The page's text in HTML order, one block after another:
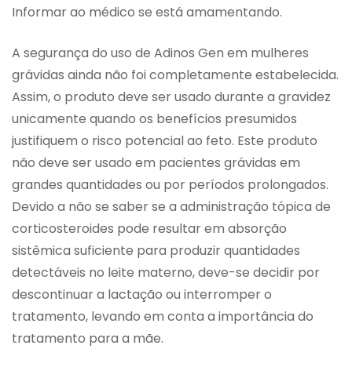
Informar ao médico se está amamentando.
A segurança do uso de Adinos Gen em mulheres
grávidas ainda não foi completamente estabelecida.
Assim, o produto deve ser usado durante a gravidez
unicamente quando os benefícios presumidos
justifiquem o risco potencial ao feto. Este produto
não deve ser usado em pacientes grávidas em
grandes quantidades ou por períodos prolongados.
Devido a não se saber se a administração tópica de
corticosteroides pode resultar em absorção
sistêmica suficiente para produzir quantidades
detectáveis no leite materno, deve-se decidir por
descontinuar a lactação ou interromper o
tratamento, levando em conta a importância do
tratamento para a mãe.